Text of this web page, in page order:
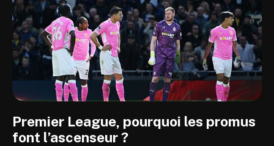
Premier League, pourquoi les promus
font l’ascenseur ?